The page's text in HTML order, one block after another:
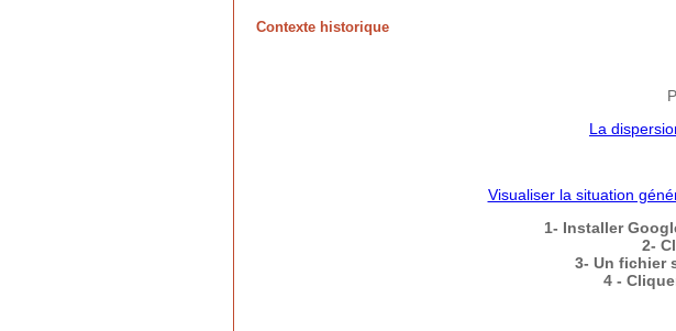
Contexte historique
La
Visualiser la situation
1- Installer
2-
3- Un fichier
4 -